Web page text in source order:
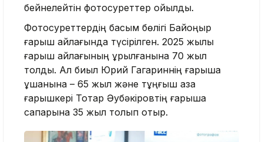
бейнелейтін фотосуреттер қойылды.
Фотосуреттердің басым бөлігі Байқоңыр
ғарыш айлағында түсірілген. 2025 жылы
ғарыш айлағының құрылғанына 70 жыл
толды. Ал биыл Юрий Гагариннің ғарышқа
ұшқанына – 65 жыл және тұңғыш қазақ
ғарышкері Тоқтар Әубәкіровтің ғарышқа
сапарына 35 жыл толып отыр.